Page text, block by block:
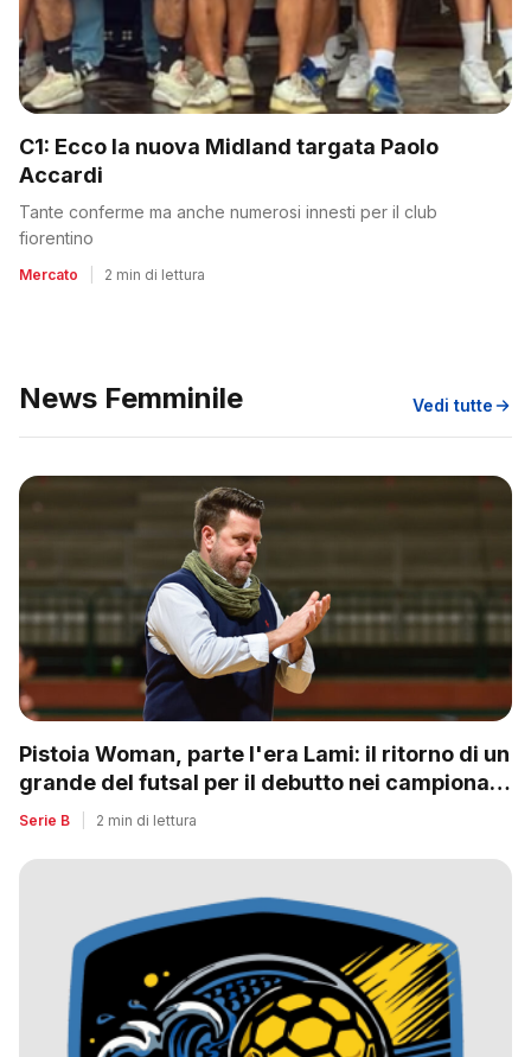
C1: Ecco la nuova Midland targata Paolo
Accardi
Tante conferme ma anche numerosi innesti per il club
fiorentino
Mercato 2 min di lettura
News Femminile Vedi tutte
Pistoia Woman, parte l'era Lami: il ritorno di un
grande del futsal per il debutto nei campionati
nazionali
Serie B 2 min di lettura